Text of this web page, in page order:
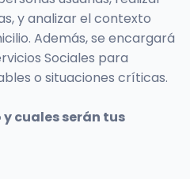
y analizar el contexto
Además, se encargará
Sociales para
o situaciones críticas.
y cuales serán tus